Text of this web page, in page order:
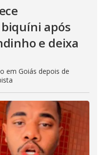
após
e deixa
em Goiás depois de